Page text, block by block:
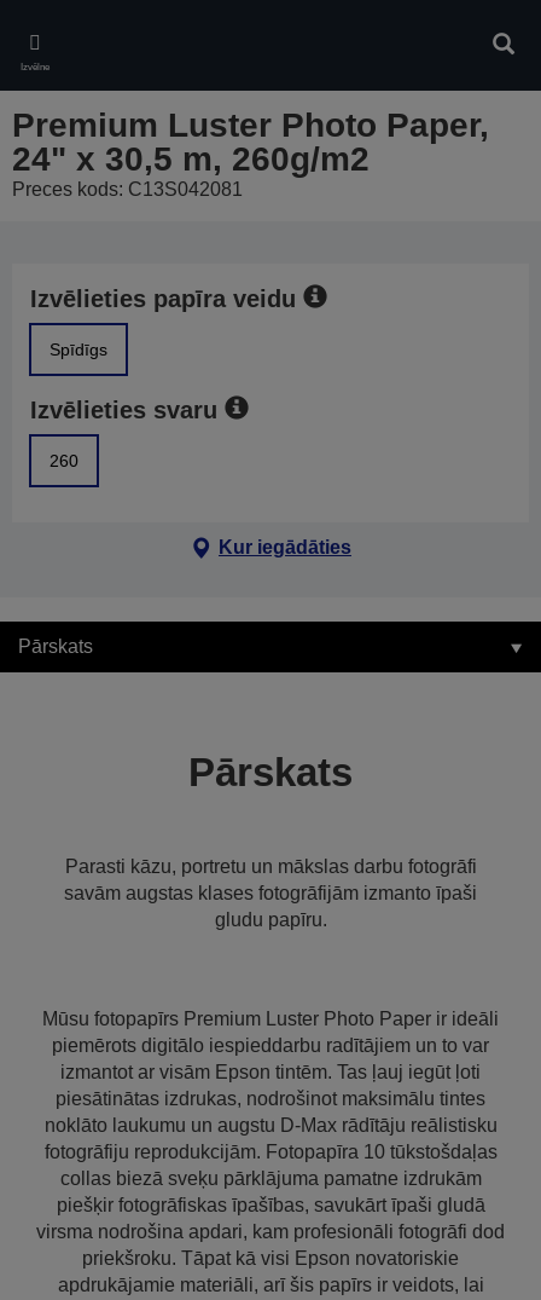
main
content
Izvēlne
Premium Luster Photo Paper,
24" x 30,5 m, 260g/m2
Preces kods: C13S042081
Izvēlieties papīra veidu
Spīdīgs
Izvēlieties svaru
260
Kur iegādāties
Pārskats
Pārskats
Parasti kāzu, portretu un mākslas darbu fotogrāfi
savām augstas klases fotogrāfijām izmanto īpaši
gludu papīru.
Mūsu fotopapīrs Premium Luster Photo Paper ir ideāli
piemērots digitālo iespieddarbu radītājiem un to var
izmantot ar visām Epson tintēm. Tas ļauj iegūt ļoti
piesātinātas izdrukas, nodrošinot maksimālu tintes
noklāto laukumu un augstu D-Max rādītāju reālistisku
fotogrāfiju reprodukcijām. Fotopapīra 10 tūkstošdaļas
collas biezā sveķu pārklājuma pamatne izdrukām
piešķir fotogrāfiskas īpašības, savukārt īpaši gludā
virsma nodrošina apdari, kam profesionāli fotogrāfi dod
priekšroku. Tāpat kā visi Epson novatoriskie
apdrukājamie materiāli, arī šis papīrs ir veidots, lai